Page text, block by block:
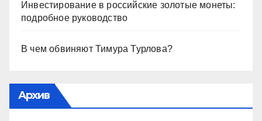
Инвестирование в российские золотые монеты:
подробное руководство
В чем обвиняют Тимура Турлова?
Архив